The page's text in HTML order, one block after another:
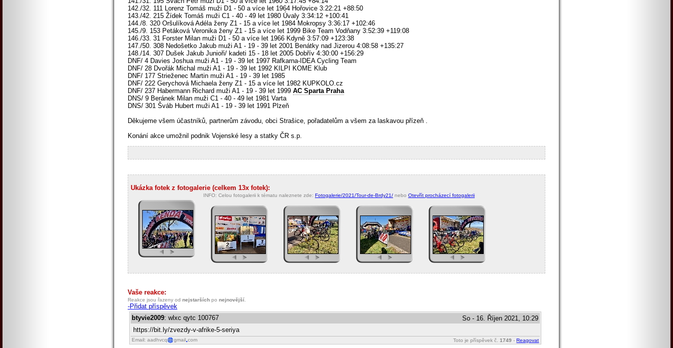
142./32. 111 Lorenz Tomáš muži D1 - 50 a více let 1964 Hořovice 3:22:21 +88:50
143./42. 215 Žídek Tomáš muži C1 - 40 - 49 let 1980 Úvaly 3:34:12 +100:41
144./8. 320 Oršulíková Adéla ženy Z1 - 15 a více let 1984 Mokropsy 3:36:17 +102:46
145./9. 153 Petáková Veronika ženy Z1 - 15 a více let 1999 Bike Team Vodňany 3:52:39 +119:08
146./33. 31 Forster Milan muži D1 - 50 a více let 1966 Kdyně 3:57:09 +123:38
147./50. 308 Nedošetko Jakub muži A1 - 19 - 39 let 2001 Benátky nad Jizerou 4:08:58 +135:27
148./14. 307 Dušek Jakub Junioři/ kadeti 15 - 18 let 2005 Dobřív 4:30:00 +156:29
DNF/ 4 Davies Joshua muži A1 - 19 - 39 let 1997 Rafkarna-IDEA Cycling Team
DNF/ 28 Dvořák Michal muži A1 - 19 - 39 let 1992 KILPI KOME Klub
DNF/ 177 Strieženec Martin muži A1 - 19 - 39 let 1985
DNF/ 222 Gerychová Michaela ženy Z1 - 15 a více let 1982 KUPKOLO.cz
DNF/ 237 Habermann Richard muži A1 - 19 - 39 let 1999 AC Sparta Praha
DNS/ 9 Beránek Milan muži C1 - 40 - 49 let 1981 Varta
DNS/ 301 Šváb Hubert muži A1 - 19 - 39 let 1991 Plzeň
Děkujeme všem účastníků, partnerům závodu, obci Strašice, pořadatelům a všem za laskavou přízeň .
Konání akce umožnil podnik Vojenské lesy a statky ČR s.p.
Ukázka fotek z fotogalerie (celkem 13x fotek):
INFO: Celou fotogalerii k tématu naleznete zde: Fotogalerie/2021/Tour-de-Brdy21/ nebo Otevřít procházecí fotogalerii
Vaše reakce:
Reakce jsou řazeny od nejstarších po nejnovější.
-Přidat příspěvek
btyvie2009: wlxc qytc 100767
So - 16. Říjen 2021, 10:29
https://bit.ly/zvezdy-v-afrike-5-seriya
Email: aadhvcq gmail com Toto je příspěvek č.1749 - Reagovat